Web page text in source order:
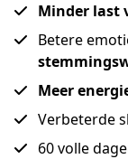
Minder last
Betere
Meer
Verbeterde
60 volle